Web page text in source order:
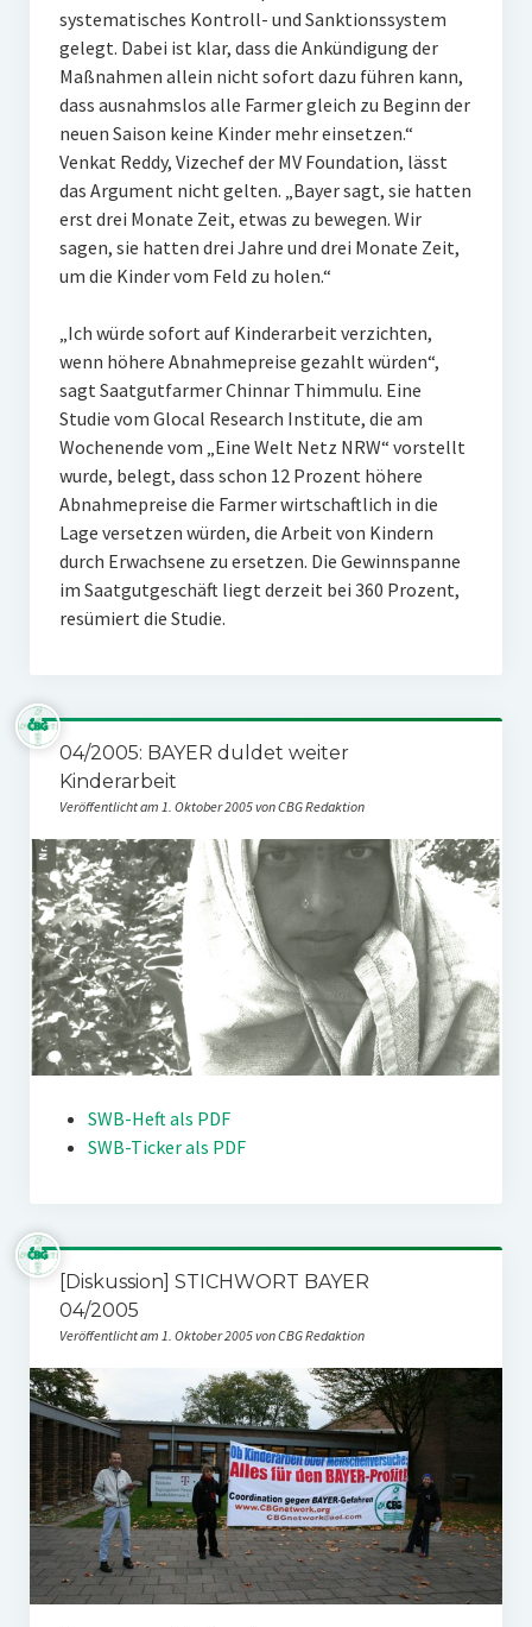
systematisches Kontroll- und Sanktionssystem
gelegt. Dabei ist klar, dass die Ankündigung der
Maßnahmen allein nicht sofort dazu führen kann,
dass ausnahmslos alle Farmer gleich zu Beginn der
neuen Saison keine Kinder mehr einsetzen.“
Venkat Reddy, Vizechef der MV Foundation, lässt
das Argument nicht gelten. „Bayer sagt, sie hatten
erst drei Monate Zeit, etwas zu bewegen. Wir
sagen, sie hatten drei Jahre und drei Monate Zeit,
um die Kinder vom Feld zu holen.“
„Ich würde sofort auf Kinderarbeit verzichten,
wenn höhere Abnahmepreise gezahlt würden“,
sagt Saatgutfarmer Chinnar Thimmulu. Eine
Studie vom Glocal Research Institute, die am
Wochenende vom „Eine Welt Netz NRW“ vorstellt
wurde, belegt, dass schon 12 Prozent höhere
Abnahmepreise die Farmer wirtschaftlich in die
Lage versetzen würden, die Arbeit von Kindern
durch Erwachsene zu ersetzen. Die Gewinnspanne
im Saatgutgeschäft liegt derzeit bei 360 Prozent,
resümiert die Studie.
04/2005: BAYER duldet weiter
Kinderarbeit
Veröffentlicht am 1. Oktober 2005 von CBG Redaktion
SWB-Heft als PDF
SWB-Ticker als PDF
[Diskussion] STICHWORT BAYER
04/2005
Veröffentlicht am 1. Oktober 2005 von CBG Redaktion